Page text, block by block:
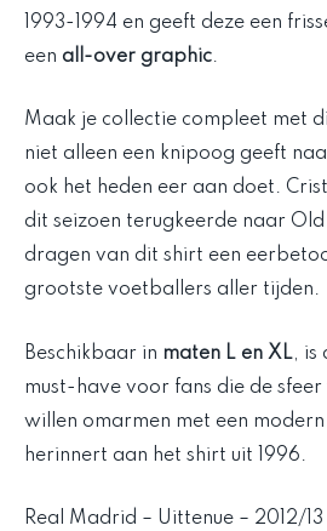
1993-1994 en geeft deze een
een all-over graphic.
Maak je collectie compleet met
niet alleen een knipoog geeft
ook het heden eer aan doet.
dit seizoen terugkeerde naar
dragen van dit shirt een
grootste voetballers aller tijden.
Beschikbaar in maten L en XL, is
must-have voor fans die de
willen omarmen met een
herinnert aan het shirt uit 1996.
Real Madrid – Uittenue – 2012/13